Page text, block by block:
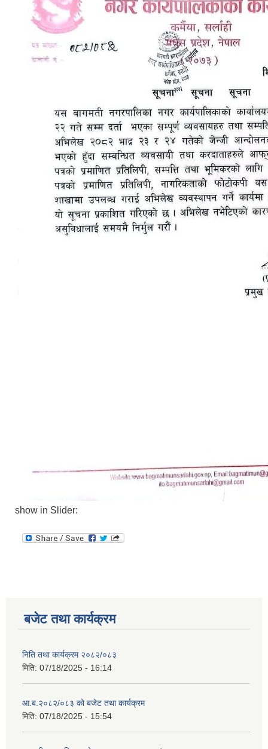
show in Slider:
बजेट तथा कार्यक्रम
निति तथा कार्यक्रम २०८२/०८३
मिति: 07/18/2025 - 16:14
आ.ब.२०८२/०८३ को बजेट तथा कार्यक्रम
मिति: 07/18/2025 - 15:54